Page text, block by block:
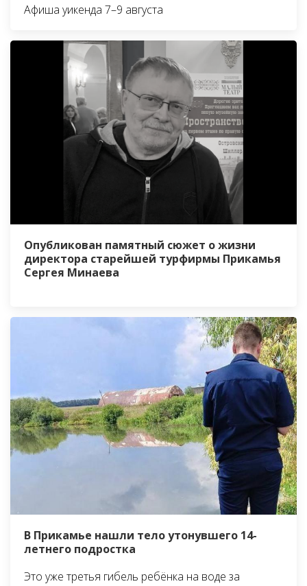
Афиша уикенда 7–9 августа
Опубликован памятный сюжет о жизни
директора старейшей турфирмы Прикамья
Сергея Минаева
В Прикамье нашли тело утонувшего 14-
летнего подростка
Это уже третья гибель ребёнка на воде за